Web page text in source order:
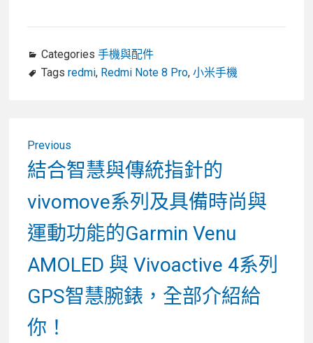
Categories 手機與配件
Tags redmi, Redmi Note 8 Pro, 小米手機
Previous
Previous
post:
結合智慧與傳統指針的
vivomove系列及具備時尚與
運動功能的Garmin Venu
AMOLED 與 Vivoactive 4系列
GPS智慧腕錶，全部介紹給
你！